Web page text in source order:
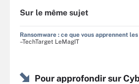
Sur le même sujet
Ransomware : ce que vous apprennent
–TechTarget LeMagIT
Pour approfondir sur